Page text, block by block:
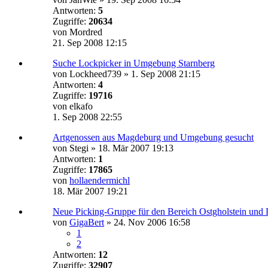
Antworten: 5
Zugriffe: 20634
von Mordred
21. Sep 2008 12:15
Suche Lockpicker in Umgebung Starnberg
von Lockheed739 » 1. Sep 2008 21:15
Antworten: 4
Zugriffe: 19716
von elkafo
1. Sep 2008 22:55
Artgenossen aus Magdeburg und Umgebung gesucht
von Stegi » 18. Mär 2007 19:13
Antworten: 1
Zugriffe: 17865
von hollaendermichl
18. Mär 2007 19:21
Neue Picking-Gruppe für den Bereich Ostgholstein und
von GigaBert » 24. Nov 2006 16:58
1
2
Antworten: 12
Zugriffe: 32907